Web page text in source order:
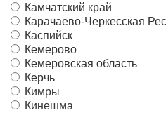
Камчатский край
Карачаево-Черкесская
Каспийск
Кемерово
Кемеровская область
Керчь
Кимры
Кинешма